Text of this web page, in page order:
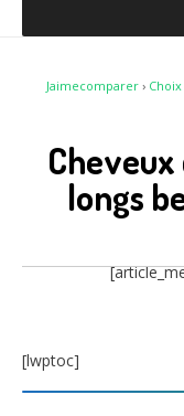
Jaimecomparer › Choix
longs
[lwptoc]